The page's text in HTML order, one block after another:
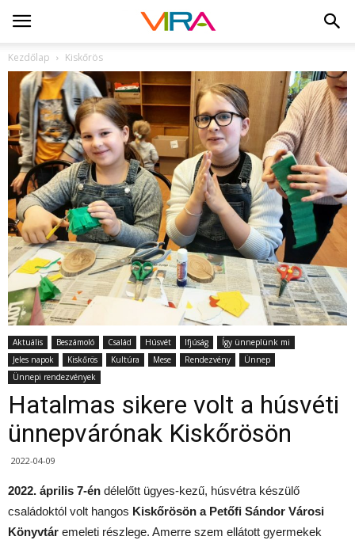
Kezdőlap Kiskőrös
Aktuális Beszámoló Család Húsvét Ifjúság
Így ünneplünk mi
Jeles napok
Kiskőrös Kultúra Mese Rendezvény
Ünnep
Ünnepi rendezvények
Hatalmas sikere volt a húsvéti
ünnepvárónak Kiskőrösön
2022-04-09
2022. április 7-én délelőtt ügyes-kezű, húsvétra készülő
családoktól volt hangos Kiskőrösön a Petőfi Sándor Városi
Könyvtár emeleti részlege. Amerre szem ellátott gyermekek